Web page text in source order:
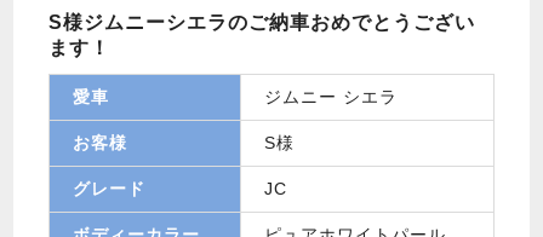
S様ジムニーシエラのご納車おめでとうござい
ます！
愛車 ジムニー シエラ
お客様 S様
グレード JC